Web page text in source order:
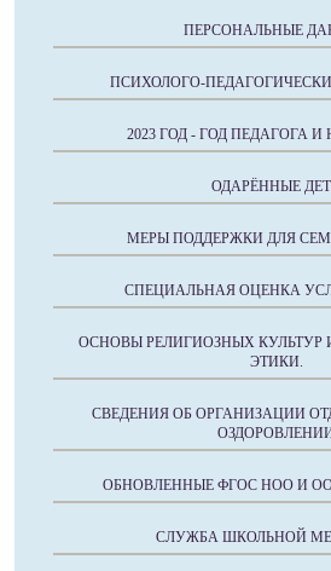
ПЕРСОНАЛЬНЫЕ
ПСИХОЛОГО-
2023 ГОД - ГОД ПЕДАГОГА
ОДАРЁННЫЕ
МЕРЫ ПОДДЕРЖКИ ДЛЯ
СПЕЦИАЛЬНАЯ ОЦЕНКА
ОСНОВЫ РЕЛИГИОЗНЫХ КУЛЬТУР
ЭТИКИ.
СВЕДЕНИЯ ОБ ОРГАНИЗАЦИИ
ОБНОВЛЕННЫЕ ФГОС НОО И ООО
СЛУЖБА ШКОЛЬНОЙ